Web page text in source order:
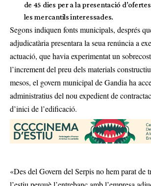
de 45 dies per a la presentació
les mercantils interessades.
Segons indiquen fonts municipals, després
adjudicatària presentara la seua renúncia a
actuació, que havia experimentat un
l’increment del preu dels materials
mesos, el govern municipal de Gandia ha
administratius del nou expedient de
d’inici de l’edificació.
«Des del Govern del Serpis no hem parat de